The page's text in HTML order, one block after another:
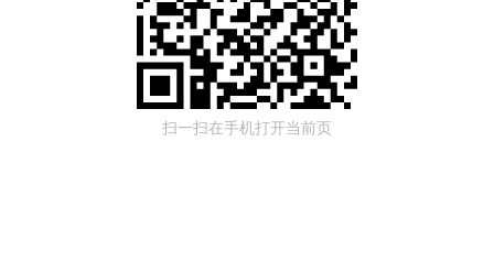
扫一扫在手机打开当前页